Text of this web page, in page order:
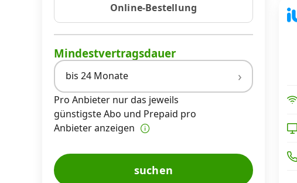
Online-Bestellung
Mindestvertragsdauer
bis 24 Monate
Pro Anbieter nur das jeweils
günstigste Abo und Prepaid pro
Anbieter anzeigen
suchen